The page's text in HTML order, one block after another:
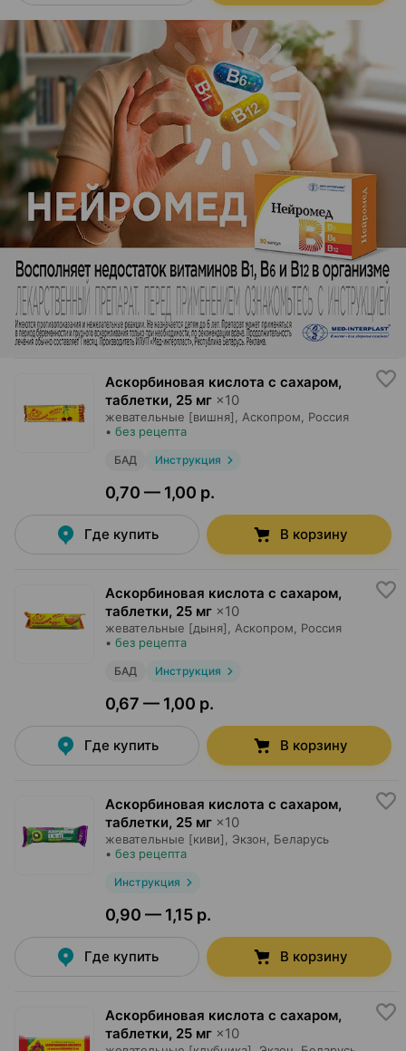
Аскорбиновая кислота с сахаром,
таблетки, 25 мг ×10
жевательные [вишня], Аскопром, Россия
• без рецепта
БАД Инструкция
0,70 — 1,00 р.
Где купить В корзину
Аскорбиновая кислота с сахаром,
таблетки, 25 мг ×10
жевательные [дыня], Аскопром, Россия
• без рецепта
БАД Инструкция
0,67 — 1,00 р.
Где купить В корзину
Аскорбиновая кислота с сахаром,
таблетки, 25 мг ×10
жевательные [киви], Экзон, Беларусь
• без рецепта
Инструкция
0,90 — 1,15 р.
Где купить В корзину
Аскорбиновая кислота с сахаром,
таблетки, 25 мг ×10